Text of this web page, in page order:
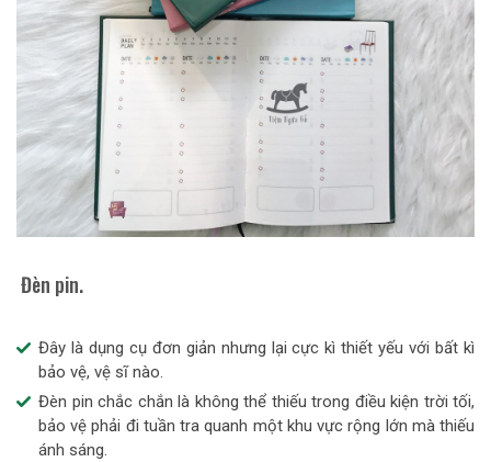
Đèn pin.
Đây là dụng cụ đơn giản nhưng lại cực kì thiết yếu với bất kì
bảo vệ, vệ sĩ nào.
Đèn pin chắc chắn là không thể thiếu trong điều kiện trời tối,
bảo vệ phải đi tuần tra quanh một khu vực rộng lớn mà thiếu
ánh sáng.